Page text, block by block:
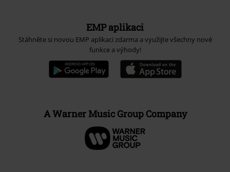
EMP aplikaci
Stáhněte si novou EMP aplikaci zdarma a využijte všechny nové
funkce a výhody!
A Warner Music Group Company